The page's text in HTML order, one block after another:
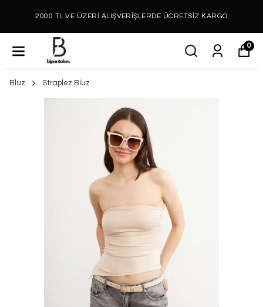
2000 TL VE ÜZERİ ALIŞVERİŞLERDE ÜCRETSİZ KARGO
0
Bluz Straplez Bluz